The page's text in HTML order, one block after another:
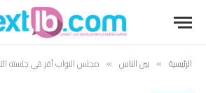
الرئيسية » بين الناس » مجلس النواب أقر في جلسته التشريعية 4 مشاريع